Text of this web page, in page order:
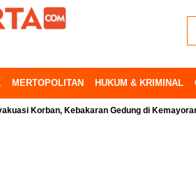
MERTOPOLITAN HUKUM & KRIMINAL
Kebakaran Gedung di Kemayoran Makin